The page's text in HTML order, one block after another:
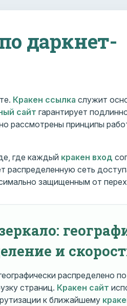
даркнет-
Кракен ссылка служит
сайт гарантирует
рассмотрены принципы
где каждый кракен вход
распределенную сеть
защищенным от
и
распределено
страниц. Кракен сайт
к ближайшему